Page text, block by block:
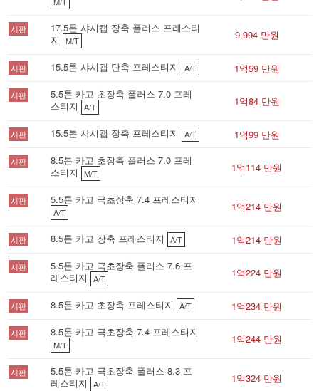
시판
17.5톤 샤시캡 장축 플러스 프레스티
지
M/T 9,994 만원
시판 15.5톤 샤시캡 단축 프레스티지 A/T 1억59 만원
시판
5.5톤 카고 초장축 플러스 7.0 프레
스티지
A/T 1억84 만원
시판 15.5톤 샤시캡 장축 프레스티지 A/T 1억99 만원
시판
8.5톤 카고 초장축 플러스 7.0 프레
스티지
M/T 1억114 만원
시판 5.5톤 카고 극초장축 7.4 프레스티지
A/T 1억214 만원
시판 8.5톤 카고 장축 프레스티지 A/T 1억214 만원
시판
5.5톤 카고 극초장축 플러스 7.6 프
레스티지
A/T 1억224 만원
시판 8.5톤 카고 초장축 프레스티지 A/T 1억234 만원
시판 8.5톤 카고 극초장축 7.4 프레스티지
M/T 1억244 만원
시판
5.5톤 카고 극초장축 플러스 8.3 프
레스티지
A/T 1억324 만원